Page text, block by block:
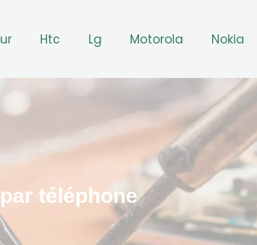
Htc Lg Motorola Nokia
téléphone